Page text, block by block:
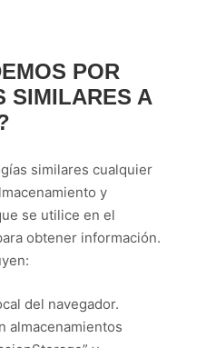
POR
SIMILARES A
similares cualquier
y
se utilice en el
obtener información.
del navegador.
almacenamientos